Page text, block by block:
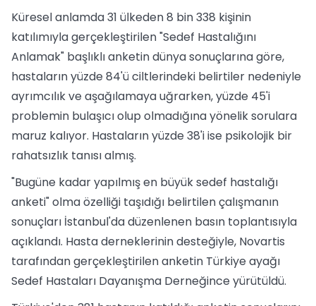
Küresel anlamda 31 ülkeden 8 bin 338 kişinin
katılımıyla gerçekleştirilen "Sedef Hastalığını
Anlamak" başlıklı anketin dünya sonuçlarına göre,
hastaların yüzde 84'ü ciltlerindeki belirtiler nedeniyle
ayrımcılık ve aşağılamaya uğrarken, yüzde 45'i
problemin bulaşıcı olup olmadığına yönelik sorulara
maruz kalıyor. Hastaların yüzde 38'i ise psikolojik bir
rahatsızlık tanısı almış.
"Bugüne kadar yapılmış en büyük sedef hastalığı
anketi" olma özelliği taşıdığı belirtilen çalışmanın
sonuçları İstanbul'da düzenlenen basın toplantısıyla
açıklandı. Hasta derneklerinin desteğiyle, Novartis
tarafından gerçekleştirilen anketin Türkiye ayağı
Sedef Hastaları Dayanışma Derneğince yürütüldü.